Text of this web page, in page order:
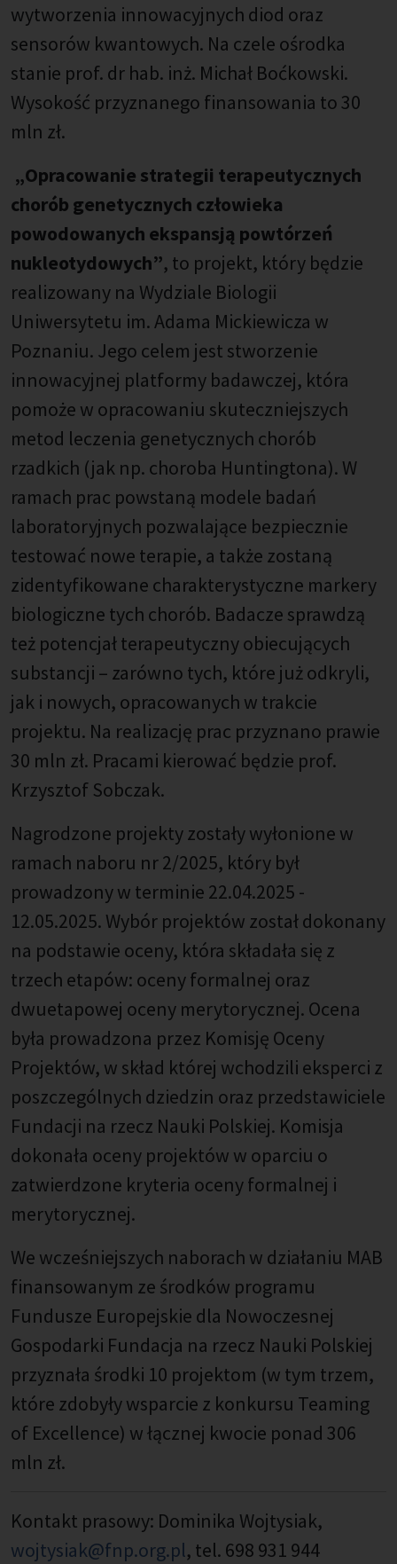
wytworzenia innowacyjnych diod oraz
sensorów kwantowych. Na czele ośrodka
stanie prof. dr hab. inż. Michał Boćkowski.
Wysokość przyznanego finansowania to 30
mln zł.
„Opracowanie strategii terapeutycznych
chorób genetycznych człowieka
powodowanych ekspansją powtórzeń
nukleotydowych”, to projekt, który będzie
realizowany na Wydziale Biologii
Uniwersytetu im. Adama Mickiewicza w
Poznaniu. Jego celem jest stworzenie
innowacyjnej platformy badawczej, która
pomoże w opracowaniu skuteczniejszych
metod leczenia genetycznych chorób
rzadkich (jak np. choroba Huntingtona). W
ramach prac powstaną modele badań
laboratoryjnych pozwalające bezpiecznie
testować nowe terapie, a także zostaną
zidentyfikowane charakterystyczne markery
biologiczne tych chorób. Badacze sprawdzą
też potencjał terapeutyczny obiecujących
substancji – zarówno tych, które już odkryli,
jak i nowych, opracowanych w trakcie
projektu. Na realizację prac przyznano prawie
30 mln zł. Pracami kierować będzie prof.
Krzysztof Sobczak.
Nagrodzone projekty zostały wyłonione w
ramach naboru nr 2/2025, który był
prowadzony w terminie 22.04.2025 -
12.05.2025. Wybór projektów został dokonany
na podstawie oceny, która składała się z
trzech etapów: oceny formalnej oraz
dwuetapowej oceny merytorycznej. Ocena
była prowadzona przez Komisję Oceny
Projektów, w skład której wchodzili eksperci z
poszczególnych dziedzin oraz przedstawiciele
Fundacji na rzecz Nauki Polskiej. Komisja
dokonała oceny projektów w oparciu o
zatwierdzone kryteria oceny formalnej i
merytorycznej.
We wcześniejszych naborach w działaniu MAB
finansowanym ze środków programu
Fundusze Europejskie dla Nowoczesnej
Gospodarki Fundacja na rzecz Nauki Polskiej
przyznała środki 10 projektom (w tym trzem,
które zdobyły wsparcie z konkursu Teaming
of Excellence) w łącznej kwocie ponad 306
mln zł.
Kontakt prasowy: Dominika Wojtysiak,
wojtysiak@fnp.org.pl, tel. 698 931 944